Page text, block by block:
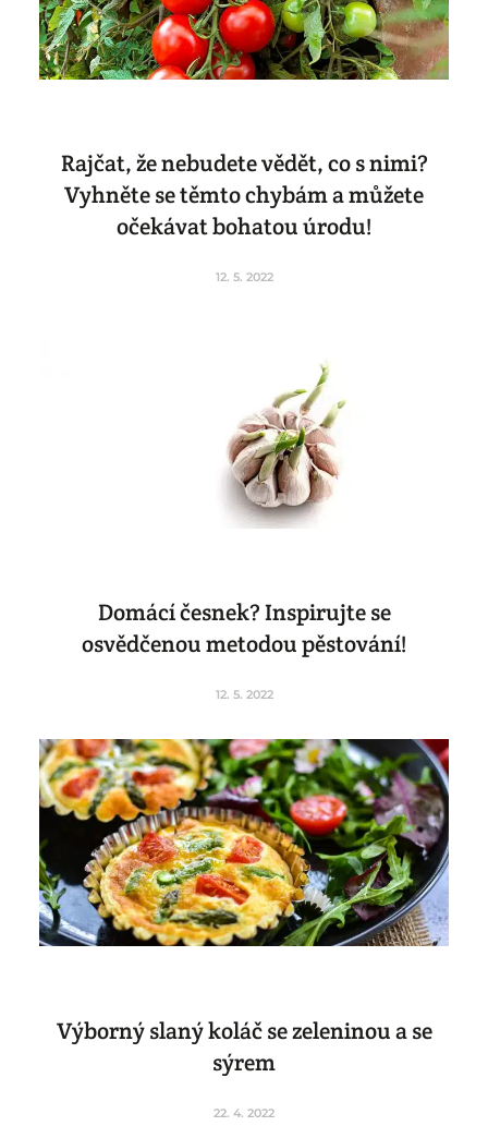
Rajčat, že nebudete vědět, co s nimi?
Vyhněte se těmto chybám a můžete
očekávat bohatou úrodu!
12. 5. 2022
Domácí česnek? Inspirujte se
osvědčenou metodou pěstování!
12. 5. 2022
Výborný slaný koláč se zeleninou a se
sýrem
22. 4. 2022